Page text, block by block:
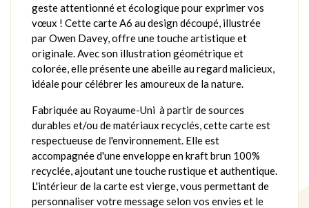
geste attentionné et écologique pour exprimer vos
vœux ! Cette carte A6 au design découpé, illustrée
par Owen Davey, offre une touche artistique et
originale. Avec son illustration géométrique et
colorée, elle présente une abeille au regard malicieux,
idéale pour célébrer les amoureux de la nature.
Fabriquée au Royaume-Uni à partir de sources
durables et/ou de matériaux recyclés, cette carte est
respectueuse de l'environnement. Elle est
accompagnée d'une enveloppe en kraft brun 100%
recyclée, ajoutant une touche rustique et authentique.
L'intérieur de la carte est vierge, vous permettant de
personnaliser votre message selon vos envies et le